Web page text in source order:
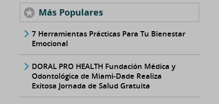
Más Populares
7 Herramientas Prácticas Para Tu Bienestar
Emocional
DORAL PRO HEALTH Fundación Médica y
Odontológica de Miami-Dade Realiza
Exitosa Jornada de Salud Gratuita